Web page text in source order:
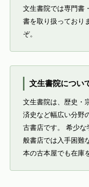
文生書院では専門書
書を取り扱っており
ぞ。
文生書院につい
文生書院は、歴史・
済史など幅広い分野
古書店です。 希少
般書店では入手困難
本の古本屋でも在庫